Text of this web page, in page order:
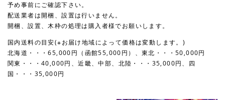
予め事前にご確認下さい。
配送業者は開梱、設置は行いません。
開梱、設置、木枠の処理は購入者様でお願いします。
国内送料の目安(※お届け地域によって価格は変動します。)
北海道・・・65,000円（函館55,000円）、東北・・・50,000円
関東・・・40,000円、近畿、中部、北陸・・・35,000円、四
国・・・35,000円